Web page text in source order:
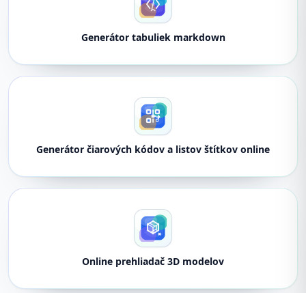
Generátor tabuliek markdown
Generátor čiarových kódov a listov štítkov online
Online prehliadač 3D modelov